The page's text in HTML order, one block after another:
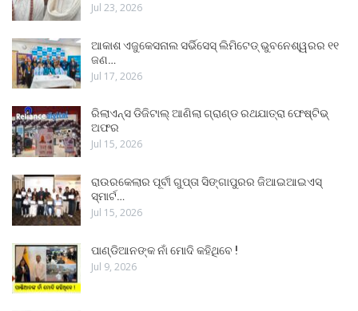
Jul 23, 2026
ଆକାଶ ଏଜୁକେସନାଲ ସର୍ଭିସେସ୍ ଲିମିଟେଡ୍ ଭୁବନେଶ୍ୱରର ୧୧
ଜଣ…
Jul 17, 2026
ରିଲାଏନ୍ସ ଡିଜିଟାଲ୍ ଆଣିଲା ଗ୍ରାଣ୍ଡ ରଥଯାତ୍ରା ଫେଷ୍ଟିଭ୍
ଅଫର
Jul 15, 2026
ରାଉରକେଲାର ପୂର୍ବୀ ଗୁପ୍ତା ସିଙ୍ଗାପୁରର ଜିଆଇଆଇଏସ୍
ସ୍ମାର୍ଟ…
Jul 15, 2026
ପାଣ୍ଡିଆନଙ୍କ ନାଁ ମୋଦି କହିଥିବେ !
Jul 9, 2026